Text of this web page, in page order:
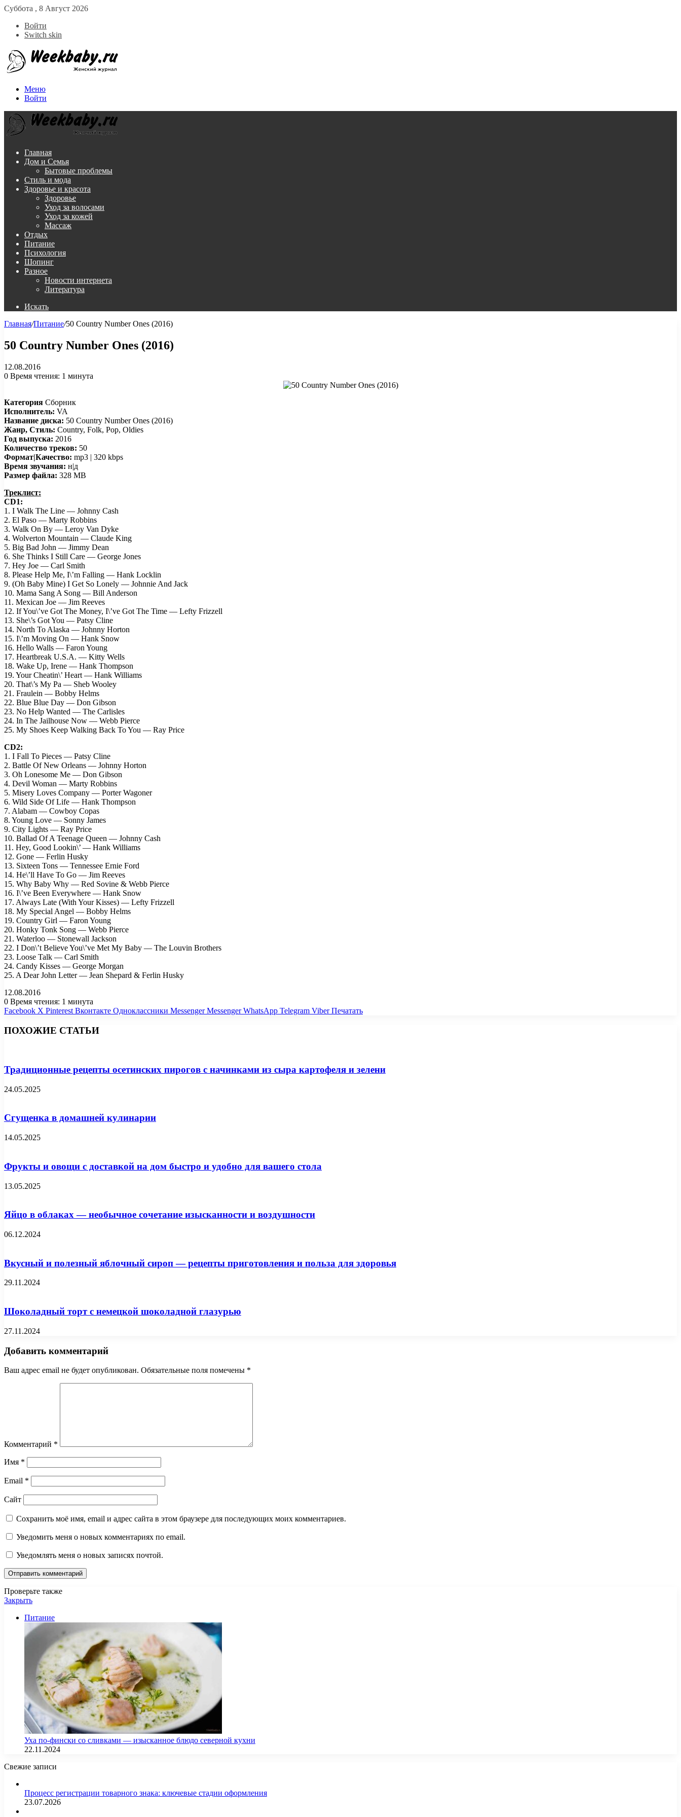
Суббота , 8 Август 2026
Войти
Switch skin
Меню
Войти
Главная
Дом и Семья
Бытовые проблемы
Стиль и мода
Здоровье и красота
Здоровье
Уход за волосами
Уход за кожей
Массаж
Отдых
Питание
Психология
Шопинг
Разное
Новости интернета
Литература
Искать
Главная/Питание/50 Country Number Ones (2016)
50 Country Number Ones (2016)
12.08.2016
0 Время чтения: 1 минута
Категория Сборник
Исполнитель: VA
Название диска: 50 Country Number Ones (2016)
Жанр, Стиль: Country, Folk, Pop, Oldies
Год выпуска: 2016
Количество треков: 50
Формат|Качество: mp3 | 320 kbps
Время звучания: н|д
Размер файла: 328 MB
Треклист:
CD1:
1. I Walk The Line — Johnny Cash
2. El Paso — Marty Robbins
3. Walk On By — Leroy Van Dyke
4. Wolverton Mountain — Claude King
5. Big Bad John — Jimmy Dean
6. She Thinks I Still Care — George Jones
7. Hey Joe — Carl Smith
8. Please Help Me, I\’m Falling — Hank Locklin
9. (Oh Baby Mine) I Get So Lonely — Johnnie And Jack
10. Mama Sang A Song — Bill Anderson
11. Mexican Joe — Jim Reeves
12. If You\’ve Got The Money, I\’ve Got The Time — Lefty Frizzell
13. She\’s Got You — Patsy Cline
14. North To Alaska — Johnny Horton
15. I\’m Moving On — Hank Snow
16. Hello Walls — Faron Young
17. Heartbreak U.S.A. — Kitty Wells
18. Wake Up, Irene — Hank Thompson
19. Your Cheatin\’ Heart — Hank Williams
20. That\’s My Pa — Sheb Wooley
21. Fraulein — Bobby Helms
22. Blue Blue Day — Don Gibson
23. No Help Wanted — The Carlisles
24. In The Jailhouse Now — Webb Pierce
25. My Shoes Keep Walking Back To You — Ray Price
CD2:
1. I Fall To Pieces — Patsy Cline
2. Battle Of New Orleans — Johnny Horton
3. Oh Lonesome Me — Don Gibson
4. Devil Woman — Marty Robbins
5. Misery Loves Company — Porter Wagoner
6. Wild Side Of Life — Hank Thompson
7. Alabam — Cowboy Copas
8. Young Love — Sonny James
9. City Lights — Ray Price
10. Ballad Of A Teenage Queen — Johnny Cash
11. Hey, Good Lookin\’ — Hank Williams
12. Gone — Ferlin Husky
13. Sixteen Tons — Tennessee Ernie Ford
14. He\’ll Have To Go — Jim Reeves
15. Why Baby Why — Red Sovine & Webb Pierce
16. I\’ve Been Everywhere — Hank Snow
17. Always Late (With Your Kisses) — Lefty Frizzell
18. My Special Angel — Bobby Helms
19. Country Girl — Faron Young
20. Honky Tonk Song — Webb Pierce
21. Waterloo — Stonewall Jackson
22. I Don\’t Believe You\’ve Met My Baby — The Louvin Brothers
23. Loose Talk — Carl Smith
24. Candy Kisses — George Morgan
25. A Dear John Letter — Jean Shepard & Ferlin Husky
12.08.2016
0 Время чтения: 1 минута
Facebook X Pinterest Вконтакте Одноклассники Messenger Messenger WhatsApp Telegram Viber Печатать
ПОХОЖИЕ СТАТЬИ
Традиционные рецепты осетинских пирогов с начинками из сыра картофеля и зелени
24.05.2025
Сгущенка в домашней кулинарии
14.05.2025
Фрукты и овощи с доставкой на дом быстро и удобно для вашего стола
13.05.2025
Яйцо в облаках — необычное сочетание изысканности и воздушности
06.12.2024
Вкусный и полезный яблочный сироп — рецепты приготовления и польза для здоровья
29.11.2024
Шоколадный торт с немецкой шоколадной глазурью
27.11.2024
Добавить комментарий
Ваш адрес email не будет опубликован. Обязательные поля помечены *
Комментарий *
Имя *
Email *
Сайт
Сохранить моё имя, email и адрес сайта в этом браузере для последующих моих комментариев.
Уведомить меня о новых комментариях по email.
Уведомлять меня о новых записях почтой.
Проверьте также
Закрыть
Питание
Уха по-фински со сливками — изысканное блюдо северной кухни
22.11.2024
Свежие записи
Процесс регистрации товарного знака: ключевые стадии оформления
23.07.2026